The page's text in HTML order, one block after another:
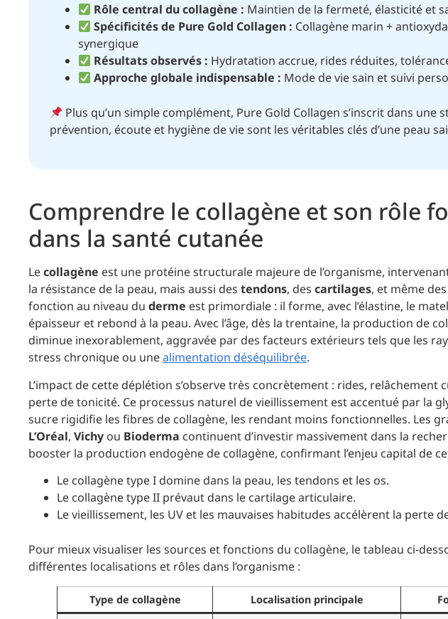
Rôle central du collagène : Maintien de la fermeté, élasticité et
Spécificités de Pure Gold Collagen : Collagène marin +
synergique
Résultats observés : Hydratation accrue, rides réduites,
Approche globale indispensable : Mode de vie sain et suivi
Plus qu’un simple complément, Pure Gold Collagen s’inscrit dans une
prévention, écoute et hygiène de vie sont les véritables clés d’une peau
Comprendre le collagène et son rôle
dans la santé cutanée
Lecollagène est une protéine structurale majeure de l’organisme,
la résistance de la peau, mais aussi des tendons, des cartilages, et même
fonction au niveau du derme est primordiale : il forme, avec l’élastine, le
épaisseur et rebond à la peau. Avec l’âge, dès la trentaine, la production de
diminue inexorablement, aggravée par des facteurs extérieurs tels que les
stress chronique ou unealimentation déséquilibrée.
L’impact de cette déplétion s’observe très concrètement : rides, relâchement
perte de tonicité. Ce processus naturel de vieillissement est accentué par la
sucre rigidifie les fibres de collagène, les rendant moins fonctionnelles. Les
L’Oréal, Vichy ou Bioderma continuent d’investir massivement dans la
booster la production endogène de collagène, confirmant l’enjeu capital de
Le collagène type I domine dans la peau, les tendons et les os.
Le collagène type II prévaut dans le cartilage articulaire.
Le vieillissement, les UV et les mauvaises habitudes accélèrent la perte
Pour mieux visualiser les sources et fonctions du collagène, le tableau ci-
différentes localisations et rôles dans l’organisme :
Type de collagène Localisation principale